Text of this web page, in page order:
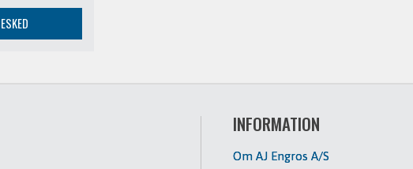
INFORMATION
Om AJ Engros A/S